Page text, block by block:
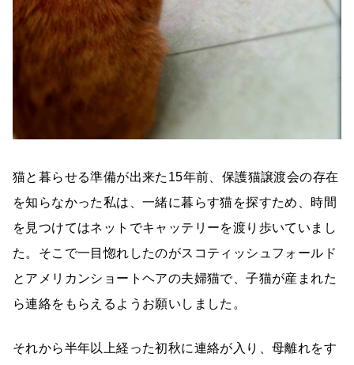
猫と暮らせる準備が出来た15年前、保護猫譲渡会の存在
を知らなかった私は、一緒に暮らす猫を探すため、時間
を見つけてはネットでキャッテリーを渡り歩いていまし
た。そこで一目惚れしたのがスコティッシュフォールド
とアメリカンショートヘアの夫婦猫で、子猫が産まれた
ら連絡をもらえるようお願いしました。
それから半年以上経った初秋に連絡が入り、母離れをす